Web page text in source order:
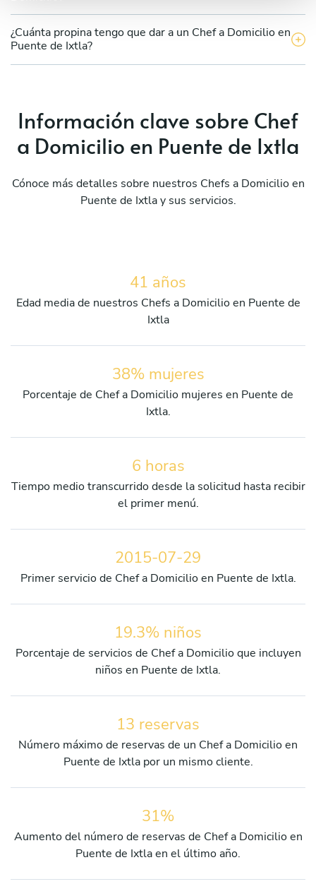
¿Cuánta propina tengo que dar a un Chef a Domicilio en
Puente de Ixtla?
Información clave sobre Chef
a Domicilio en Puente de Ixtla
Cónoce más detalles sobre nuestros Chefs a Domicilio en
Puente de Ixtla y sus servicios.
41 años
Edad media de nuestros Chefs a Domicilio en Puente de
Ixtla
38% mujeres
Porcentaje de Chef a Domicilio mujeres en Puente de
Ixtla.
6 horas
Tiempo medio transcurrido desde la solicitud hasta recibir
el primer menú.
2015-07-29
Primer servicio de Chef a Domicilio en Puente de Ixtla.
19.3% niños
Porcentaje de servicios de Chef a Domicilio que incluyen
niños en Puente de Ixtla.
13 reservas
Número máximo de reservas de un Chef a Domicilio en
Puente de Ixtla por un mismo cliente.
31%
Aumento del número de reservas de Chef a Domicilio en
Puente de Ixtla en el último año.